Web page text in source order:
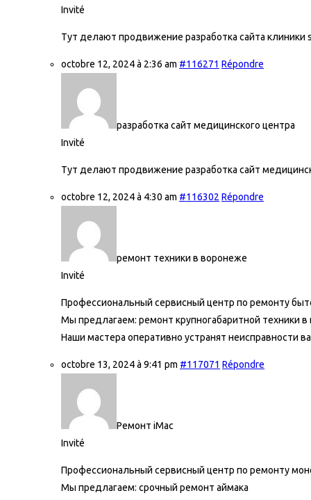
Invité
Тут делают продвижение разработка сайта клиники
octobre 12, 2024 à 2:36 am #116271 Répondre
разработка сайт медицинского центра
Invité
Тут делают продвижение разработка сайт
octobre 12, 2024 à 4:30 am #116302 Répondre
ремонт техники в воронеже
Invité
Профессиональный сервисный центр по ремонту
Мы предлагаем: ремонт крупногабаритной техники
Наши мастера оперативно устранят неисправности
octobre 13, 2024 à 9:41 pm #117071 Répondre
Ремонт iMac
Invité
Профессиональный сервисный центр по ремонту
Мы предлагаем: срочный ремонт аймака